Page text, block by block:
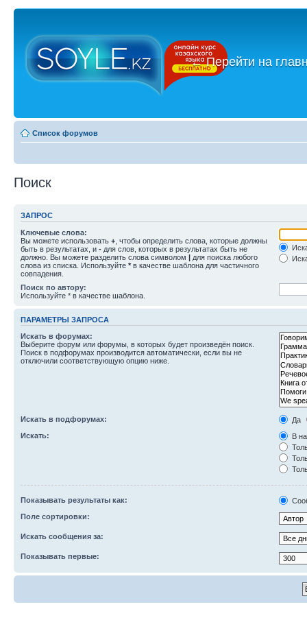
←Перейти на
Список форумов
Поиск
ЗАПРОС
Ключевые слова:
Вы можете использовать + , чтобы определить слова, которые должны
быть в результатах, и - для слов, которых в результатах быть не
должно. Вы можете разделить слова символом | для поиска любого
слова из списка. Используйте * в качестве шаблона для частичного
совпадения.
Поиск по автору:
Используйте * в качестве шаблона.
ПАРАМЕТРЫ ЗАПРОСА
Искать в форумах:
Выберите форум или форумы, в которых будет произведён поиск.
Поиск в подфорумах производится автоматически, если вы не
отключили соответствующую опцию ниже.
Искать в подфорумах:
Да
Искать:
В
Показывать результаты как:
Поле сортировки:
Искать сообщения за:
Показывать первые: